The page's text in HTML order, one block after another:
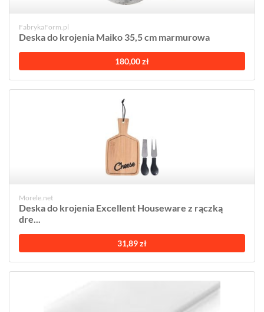
FabrykaForm.pl
Deska do krojenia Maiko 35,5 cm marmurowa
180,00 zł
Morele.net
Deska do krojenia Excellent Houseware z rączką
dre...
31,89 zł